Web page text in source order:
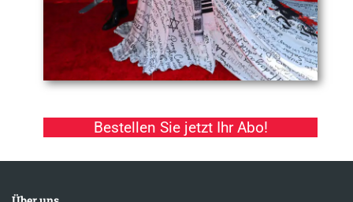
Bestellen Sie jetzt Ihr Abo!